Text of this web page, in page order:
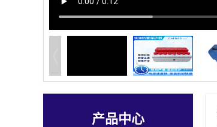
产品中心